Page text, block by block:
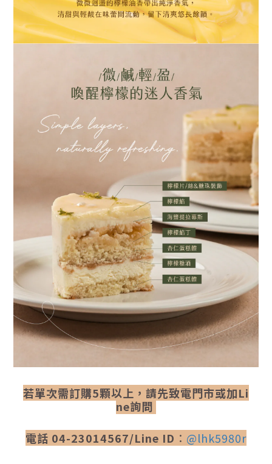
若單次需訂購5顆以 上，請先致電門市或加Li
ne詢問
電話 04-23014567/Line ID ： @lhk5980r